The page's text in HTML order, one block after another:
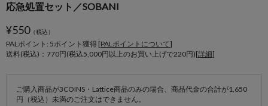
応急処置セット／SOBANI
¥550（税込）
PALポイント: 5ポイント獲得 [PALポイントについて]
送料(税込)：770円(税込5,000円以上のお買い上げで220円)[詳細]
ご購入商品が3COINS・Lattice商品のみの場合、商品代金の合計が1,650
円（税込）未満のご注文はできません。